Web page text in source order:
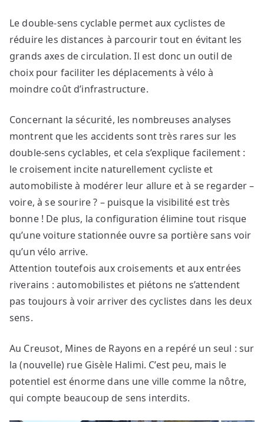
Le double-sens cyclable permet aux cyclistes de
réduire les distances à parcourir tout en évitant les
grands axes de circulation. Il est donc un outil de
choix pour faciliter les déplacements à vélo à
moindre coût d’infrastructure.
Concernant la sécurité, les nombreuses analyses
montrent que les accidents sont très rares sur les
double-sens cyclables, et cela s’explique facilement :
le croisement incite naturellement cycliste et
automobiliste à modérer leur allure et à se regarder –
voire, à se sourire ? – puisque la visibilité est très
bonne ! De plus, la configuration élimine tout risque
qu’une voiture stationnée ouvre sa portière sans voir
qu’un vélo arrive.
Attention toutefois aux croisements et aux entrées
riverains : automobilistes et piétons ne s’attendent
pas toujours à voir arriver des cyclistes dans les deux
sens.
Au Creusot, Mines de Rayons en a repéré un seul : sur
la (nouvelle) rue Gisèle Halimi. C’est peu, mais le
potentiel est énorme dans une ville comme la nôtre,
qui compte beaucoup de sens interdits.